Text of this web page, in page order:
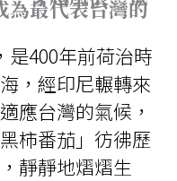
為最代表台灣的
是400年前荷治時
，經印尼輾轉來
應台灣的氣候，
柿番茄」彷彿歷
靜靜地熠熠生